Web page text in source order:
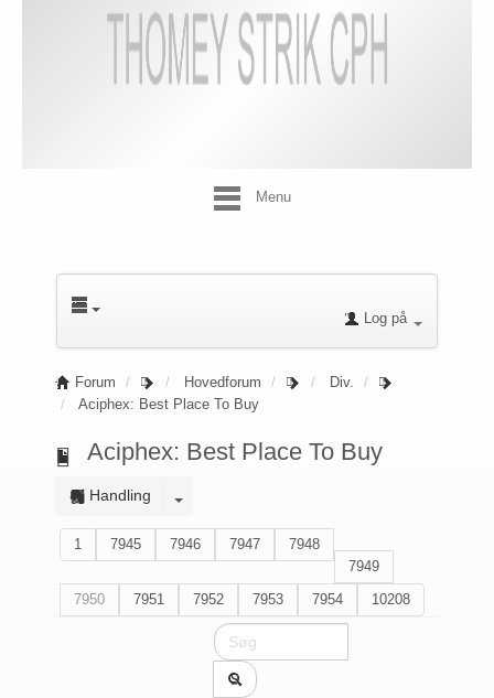
Menu
Log på
Forum Hovedforum
Div.
Aciphex: Best Place To Buy
Aciphex: Best Place To Buy
Handling
1 7945 7946 7947
7948
7949
7950
7951 7952 7953 7954 10208